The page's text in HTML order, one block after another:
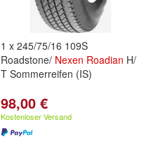
1 x 245/75/16 109S
Roadstone/ Nexen Roadian H/
T Sommerreifen (IS)
98,00 €
Kostenloser Versand